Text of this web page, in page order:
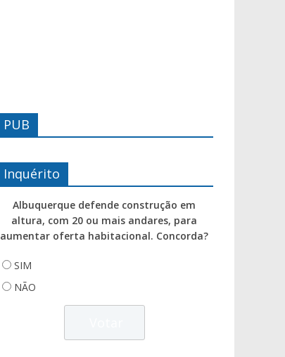
PUB
Inquérito
Albuquerque defende construção em
altura, com 20 ou mais andares, para
aumentar oferta habitacional. Concorda?
SIM
NÃO